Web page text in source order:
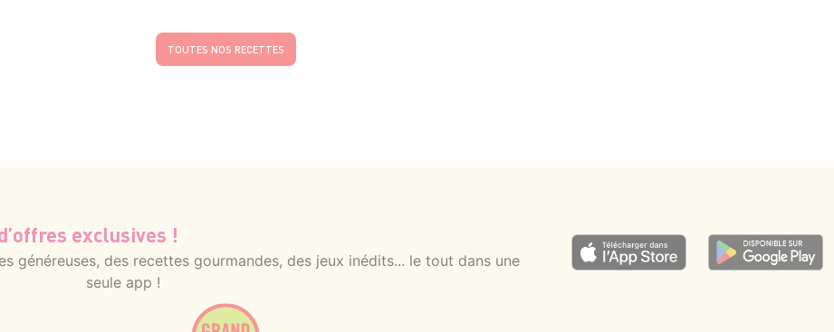
TOUTES NOS RECETTES
exclusives !
généreuses, des recettes gourmandes, des jeux inédits... le tout dans une
seule app !